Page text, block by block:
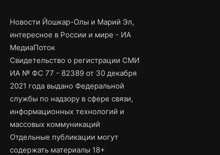
Новости Йошкар-Олы и Марий Эл,
интересное в России и мире - ИА
МедиаПоток
Свидетельство о регистрации СМИ
ИА № ФС 77 - 82389 от 30 декабря
2021 года выдано Федеральной
службы по надзору в сфере связи,
информационных технологий и
массовых коммуникаций
Отдельные публикации могут
содержать материалы 18+